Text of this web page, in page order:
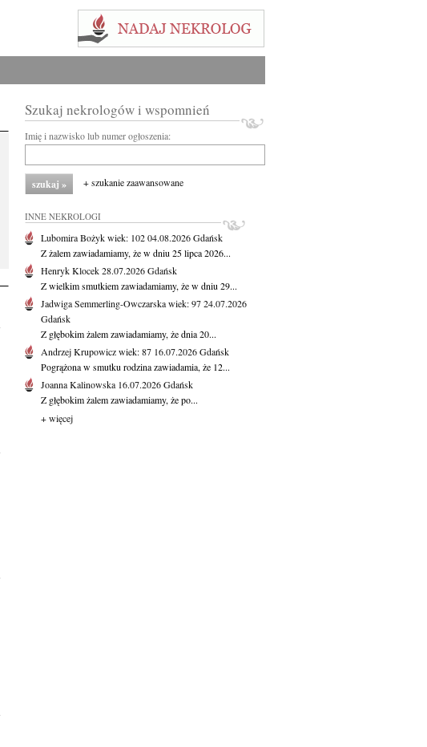
Szukaj nekrologów i wspomnień
Imię i nazwisko lub numer ogłoszenia:
+ szukanie zaawansowane
INNE NEKROLOGI
Lubomira Bożykwiek: 10204.08.2026Gdańsk
Z żalem zawiadamiamy, że w dniu 25 lipca 2026...
Henryk Klocek28.07.2026Gdańsk
Z wielkim smutkiem zawiadamiamy, że w dniu 29...
Jadwiga Semmerling-Owczarskawiek: 9724.07.2026
Gdańsk
Z głębokim żalem zawiadamiamy, że dnia 20...
Andrzej Krupowiczwiek: 87 16.07.2026Gdańsk
Pogrążona w smutku rodzina zawiadamia, że 12...
Joanna Kalinowska 16.07.2026Gdańsk
Z głębokim żalem zawiadamiamy, że po...
+ więcej